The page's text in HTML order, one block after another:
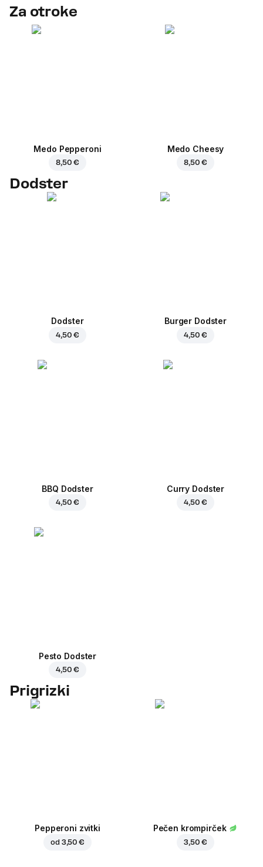
Za otroke
Medo Pepperoni
8,50 €
Medo Cheesy
8,50 €
Dodster
Dodster
4,50 €
Burger Dodster
4,50 €
BBQ Dodster
4,50 €
Curry Dodster
4,50 €
Pesto Dodster
4,50 €
Prigrizki
Pepperoni zvitki
od 3,50 €
Pečen krompirček
3,50 €